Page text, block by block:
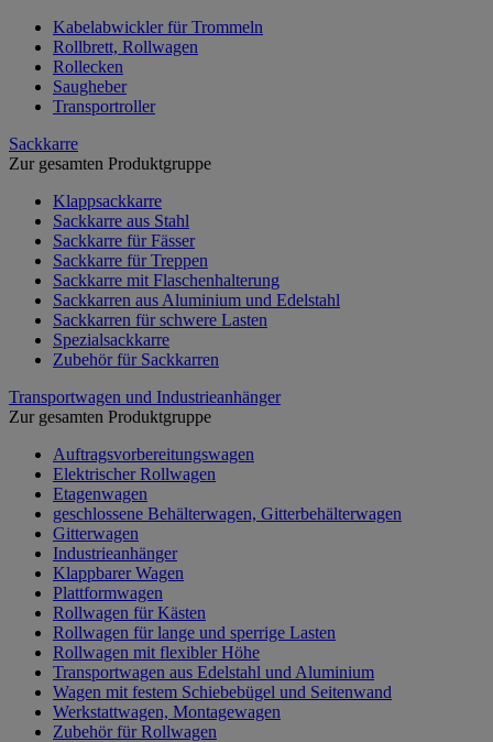
Kabelabwickler für Trommeln
Rollbrett, Rollwagen
Rollecken
Saugheber
Transportroller
Sackkarre
Zur gesamten Produktgruppe
Klappsackkarre
Sackkarre aus Stahl
Sackkarre für Fässer
Sackkarre für Treppen
Sackkarre mit Flaschenhalterung
Sackkarren aus Aluminium und Edelstahl
Sackkarren für schwere Lasten
Spezialsackkarre
Zubehör für Sackkarren
Transportwagen und Industrieanhänger
Zur gesamten Produktgruppe
Auftragsvorbereitungswagen
Elektrischer Rollwagen
Etagenwagen
geschlossene Behälterwagen, Gitterbehälterwagen
Gitterwagen
Industrieanhänger
Klappbarer Wagen
Plattformwagen
Rollwagen für Kästen
Rollwagen für lange und sperrige Lasten
Rollwagen mit flexibler Höhe
Transportwagen aus Edelstahl und Aluminium
Wagen mit festem Schiebebügel und Seitenwand
Werkstattwagen, Montagewagen
Zubehör für Rollwagen